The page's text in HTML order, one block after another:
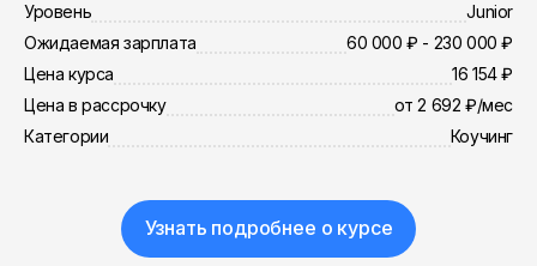
Уровень
Junior
Ожидаемая зарплата
60 000 ₽ - 230 000 ₽
Цена курса
16 154 ₽
Цена в рассрочку
от 2 692 ₽/мес
Категории
Коучинг
Узнать подробнее о курсе